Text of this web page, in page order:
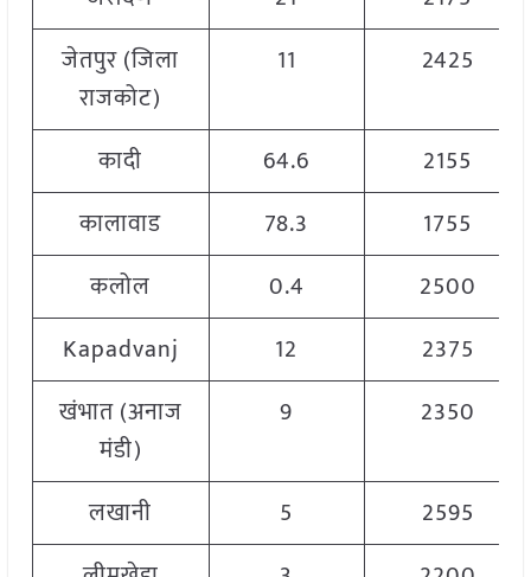
जेतपुर (जिला
राजकोट)
11 2425
कादी 64.6
2155
कालावाड
78.3
1755
कलोल
0.4
2500
Kapadvanj
12
2375
खंभात (अनाज
मंडी)
9 2350
लखानी 5
2595